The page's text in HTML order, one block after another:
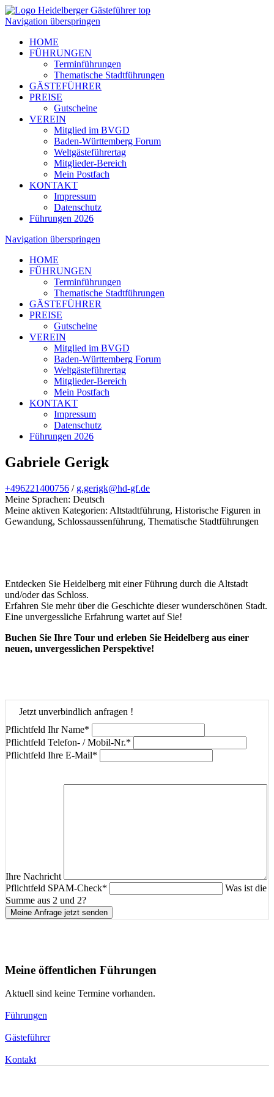
Navigation überspringen
HOME
FÜHRUNGEN
Terminführungen
Thematische Stadtführungen
GÄSTEFÜHRER
PREISE
Gutscheine
VEREIN
Mitglied im BVGD
Baden-Württemberg Forum
Weltgästeführertag
Mitglieder-Bereich
Mein Postfach
KONTAKT
Impressum
Datenschutz
Führungen 2026
Navigation überspringen
HOME
FÜHRUNGEN
Terminführungen
Thematische Stadtführungen
GÄSTEFÜHRER
PREISE
Gutscheine
VEREIN
Mitglied im BVGD
Baden-Württemberg Forum
Weltgästeführertag
Mitglieder-Bereich
Mein Postfach
KONTAKT
Impressum
Datenschutz
Führungen 2026
Gabriele Gerigk
+496221400756 / g.gerigk@hd-gf.de
Meine Sprachen: Deutsch
Meine aktiven Kategorien: Altstadtführung, Historische Figuren in
Gewandung, Schlossaussenführung, Thematische Stadtführungen
Entdecken Sie Heidelberg mit einer Führung durch die Altstadt
und/oder das Schloss.
Erfahren Sie mehr über die Geschichte dieser wunderschönen Stadt.
Eine unvergessliche Erfahrung wartet auf Sie!
Buchen Sie Ihre Tour und erleben Sie Heidelberg aus einer
neuen, unvergesslichen Perspektive!
Jetzt unverbindlich anfragen !
Pflichtfeld Ihr Name*
Pflichtfeld Telefon- / Mobil-Nr.*
Pflichtfeld Ihre E-Mail*
Ihre Nachricht
Pflichtfeld SPAM-Check*
Was ist die
Summe aus 2 und 2?
Meine Anfrage jetzt senden
Meine öffentlichen Führungen
Aktuell sind keine Termine vorhanden.
Führungen
Gästeführer
Kontakt